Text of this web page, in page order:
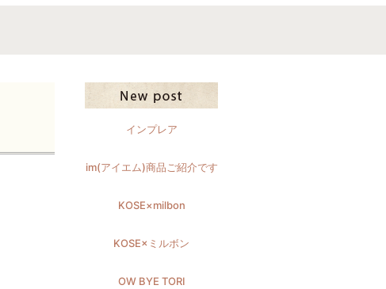
インプレア
im(アイエム)商品ご紹介です
KOSE×milbon
KOSE×ミルボン
OW BYE TORI